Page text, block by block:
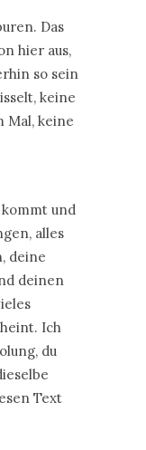
Das
hier aus,
so sein
keine
Mal, keine
kommt und
alles
deine
deinen
Ich
du
Text